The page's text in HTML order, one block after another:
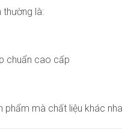
thường là:
chuẩn cao cấp
phẩm mà chất liệu khác